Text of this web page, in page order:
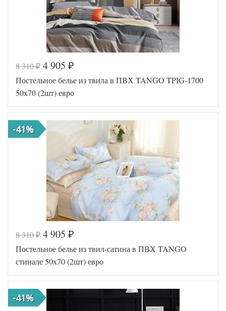
(Китай)
Код товара
576-094
Артикул
TT1221
Размер
пододеяльника 200х220
Размер
простыни
230х250
50х70
(2шт)
Производитель
Tango
(Китай)
Код товара
560-946
Артикул
TT1122
03
Твил
Размер
пододеяльника 200х220
Размер
простыни
230х250
8 310₽ 4 905 ₽
Постельное белье из твила в ПВХ TANGO TPIG-1700
50х70 (2шт) евро
-41%
8 310₽ 4 905 ₽
Постельное белье из твил-сатина в ПВХ TANGO
стинале 50х70 (2шт) евро
-41%